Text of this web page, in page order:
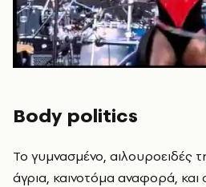
Body politics
To γυμνασμένο, αιλουροειδές της σώμα έγινε μία
άγρια, καινοτόμα αναφορά, και